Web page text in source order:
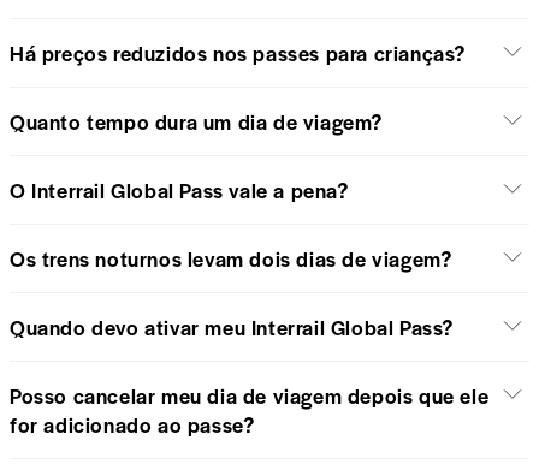
Há preços reduzidos nos passes para crianças?
Quanto tempo dura um dia de viagem?
O Interrail Global Pass vale a pena?
Os trens noturnos levam dois dias de viagem?
Quando devo ativar meu Interrail Global Pass?
Posso cancelar meu dia de viagem depois que ele
for adicionado ao passe?